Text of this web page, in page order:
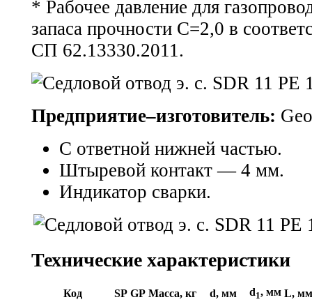
* Рабочее давление для
запаса прочности С=2,0 в
СП 62.13330.2011.
Предприятие–изготовитель:
С ответной нижней частью.
Штыревой контакт — 4 мм.
Индикатор сварки.
Технические характеристики
Код SP GP Масса, кг d, мм d1, мм L, мм